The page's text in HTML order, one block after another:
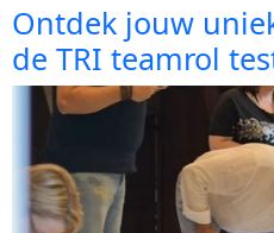
Ontdek jouw
de TRI teamrol